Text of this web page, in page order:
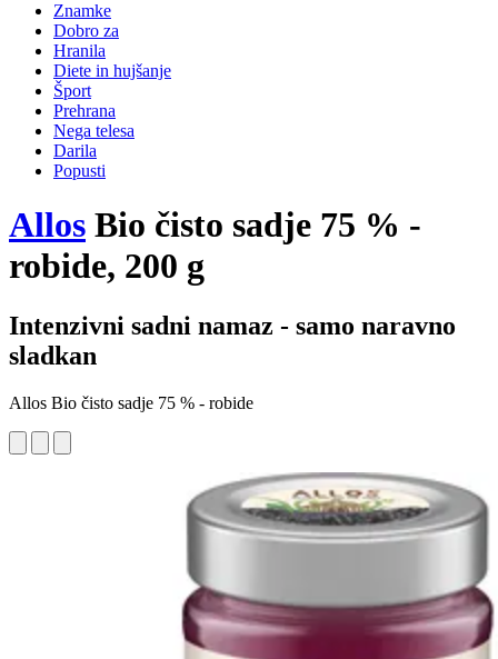
Znamke
Dobro za
Hranila
Diete in hujšanje
Šport
Prehrana
Nega telesa
Darila
Popusti
Allos Bio čisto sadje 75 % -
robide, 200 g
Intenzivni sadni namaz - samo naravno
sladkan
Allos Bio čisto sadje 75 % - robide